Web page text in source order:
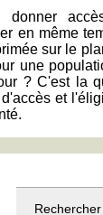
donner
en même
sur le
une
? C'est la
et